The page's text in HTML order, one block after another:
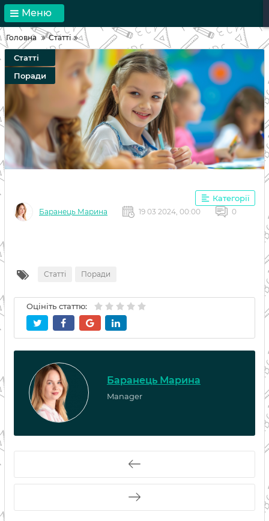
Меню
Головна Статті
Статті
Поради
Категорії
Баранець Марина 19 03 2024, 00:00 0
Статті Поради
Оцініть статтю:
Баранець Марина
Manager